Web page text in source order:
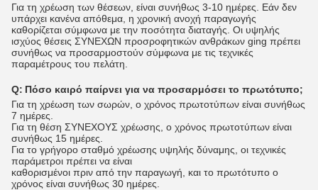
Για τη χρέωση των θέσεων, είναι συνήθως 3-10 ημέρες. Εάν δεν
υπάρχει κανένα απόθεμα, η χρονική ανοχή παραγωγής
καθορίζεται σύμφωνα με την ποσότητα διαταγής. Οι υψηλής
ισχύος θέσεις ΣΥΝΕΧΩΝ προσροφητικών ανθράκων ging πρέπει
συνήθως να προσαρμοστούν σύμφωνα με τις τεχνικές
παραμέτρους του πελάτη.
Q: Πόσο καιρό παίρνει για να προσαρμόσει το πρωτότυπο;
Για τη χρέωση των σωρών, ο χρόνος πρωτοτύπων είναι συνήθως
7 ημέρες.
Για τη θέση ΣΥΝΕΧΟΥΣ χρέωσης, ο χρόνος πρωτοτύπων είναι
συνήθως 15 ημέρες.
Για το γρήγορο σταθμό χρέωσης υψηλής δύναμης, οι τεχνικές
παράμετροι πρέπει να είναι
καθορισμένοι πριν από την παραγωγή, και το πρωτότυπο ο
χρόνος είναι συνήθως 30 ημέρες.